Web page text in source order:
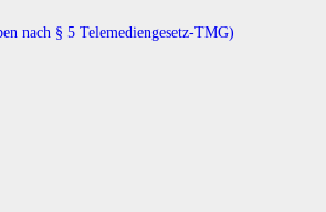
nach § 5 Telemediengesetz-TMG)